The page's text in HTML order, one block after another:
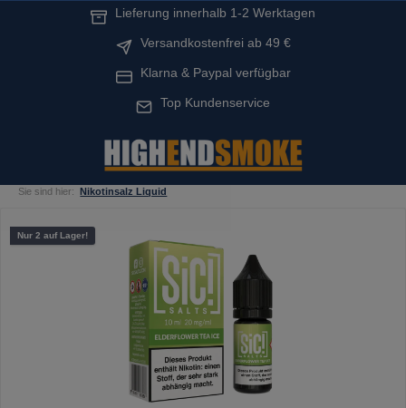
Lieferung innerhalb 1-2 Werktagen
Versandkostenfrei ab 49 €
Klarna & Paypal verfügbar
Top Kundenservice
Sie sind hier: Nikotinsalz Liquid
Bildergalerie überspringen
Nur 2 auf Lager!